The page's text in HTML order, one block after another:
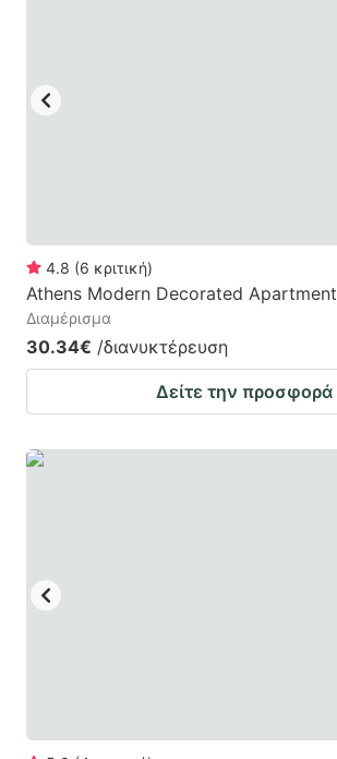
4.8 (6 κριτική)
Athens Modern Decorated Apartment
Διαμέρισμα
30.34€ /διανυκτέρευση
Δείτε την προσφορά